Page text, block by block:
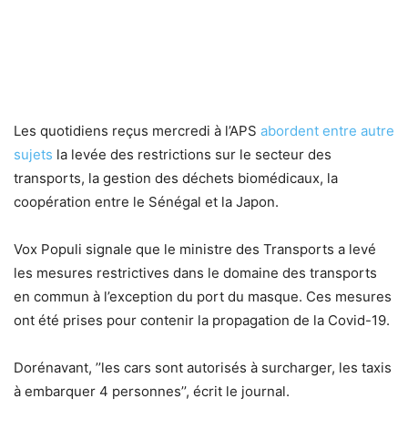
Les quotidiens reçus mercredi à l’APS abordent entre autre
sujets la levée des restrictions sur le secteur des
transports, la gestion des déchets biomédicaux, la
coopération entre le Sénégal et la Japon.
Vox Populi signale que le ministre des Transports a levé
les mesures restrictives dans le domaine des transports
en commun à l’exception du port du masque. Ces mesures
ont été prises pour contenir la propagation de la Covid-19.
Dorénavant, ’’les cars sont autorisés à surcharger, les taxis
à embarquer 4 personnes’’, écrit le journal.